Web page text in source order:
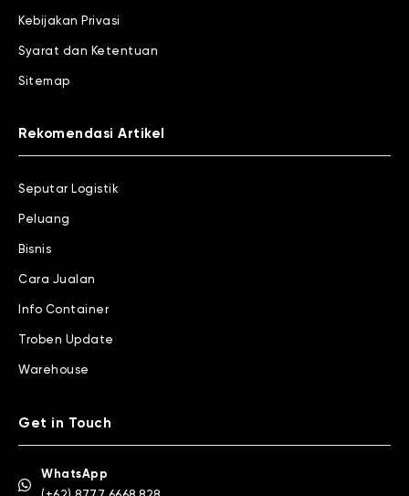
Kebijakan Privasi
Syarat dan Ketentuan
Sitemap
Rekomendasi Artikel
Seputar Logistik
Peluang
Bisnis
Cara Jualan
Info Container
Troben Update
Warehouse
Get in Touch
WhatsApp